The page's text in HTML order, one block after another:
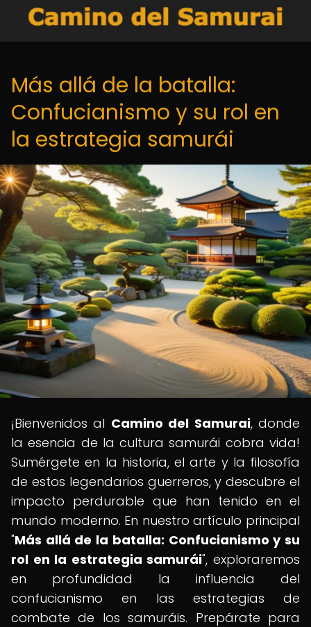
Más allá de la batalla:
Confucianismo y su rol en
la estrategia samurái
¡Bienvenidos al Camino del Samurai, donde
la esencia de la cultura samurái cobra vida!
Sumérgete en la historia, el arte y la filosofía
de estos legendarios guerreros, y descubre el
impacto perdurable que han tenido en el
mundo moderno. En nuestro artículo principal
"Más allá de la batalla: Confucianismo y su
rol en la estrategia samurái", exploraremos
en profundidad la influencia del
confucianismo en las estrategias de
combate de los samuráis. Prepárate para